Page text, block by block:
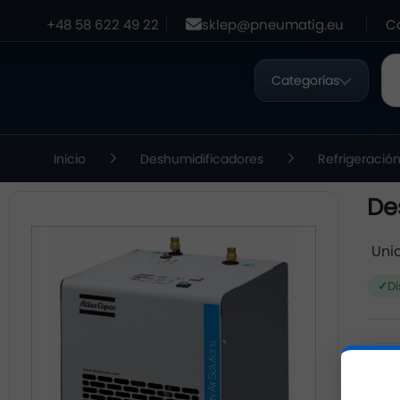
+48 58 622 49 22 sklep@pneumatig.eu
Categorías
Inicio Deshumidificadores Refrigeración